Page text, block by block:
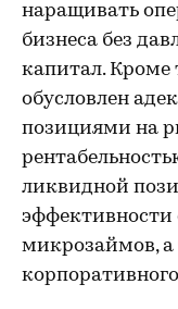
наращивать
бизнеса без
капитал. Кроме
обусловлен
позициями на
ликвидной
эффективности
микрозаймов,